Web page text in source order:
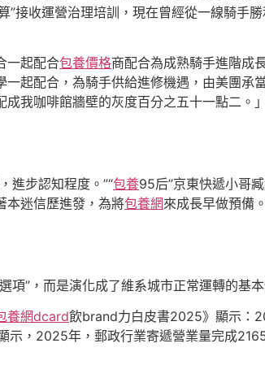
接收運營治理培訓，現在曾經從一線騎手
一起配合包養價格商配合為成熟騎手進階
起配合，為騎手供給進修機遇，由美團
我咖啡館牆壁的灰度百分之五十一點二
進步認知程度。”“包養95后”京東快遞小哥
本迷信歷進發，為將包養網來成長早做預備
項”，而是演化成了維系城市正常運轉的基
養網dcard飲brand力白皮書2025》顯示：
，2025年，郵政行業寄遞營業量完成